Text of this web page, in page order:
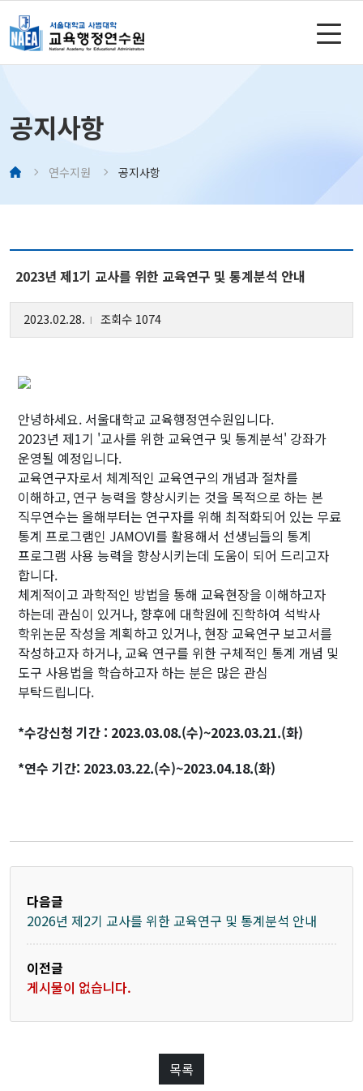
공지사항
연수지원 공지사항
2023년 제1기 교사를 위한 교육연구 및 통계분석 안내
2023.02.28. 조회수 1074
안녕하세요. 서울대학교 교육행정연수원입니다.
2023년 제1기 '교사를 위한 교육연구 및 통계분석' 강좌가
운영될 예정입니다.
교육연구자로서 체계적인 교육연구의 개념과 절차를
이해하고, 연구 능력을 향상시키는 것을 목적으로 하는 본
직무연수는 올해부터는 연구자를 위해 최적화되어 있는 무료
통계 프로그램인 JAMOVI를 활용해서 선생님들의 통계
프로그램 사용 능력을 향상시키는데 도움이 되어 드리고자
합니다.
체계적이고 과학적인 방법을 통해 교육현장을 이해하고자
하는데 관심이 있거나, 향후에 대학원에 진학하여 석박사
학위논문 작성을 계획하고 있거나, 현장 교육연구 보고서를
작성하고자 하거나, 교육 연구를 위한 구체적인 통계 개념 및
도구 사용법을 학습하고자 하는 분은 많은 관심
부탁드립니다.
*수강신청 기간 : 2023.03.08.(수)~2023.03.21.(화)
*연수 기간: 2023.03.22.(수)~2023.04.18.(화)
다음글
2026년 제2기 교사를 위한 교육연구 및 통계분석 안내
이전글
게시물이 없습니다.
목록